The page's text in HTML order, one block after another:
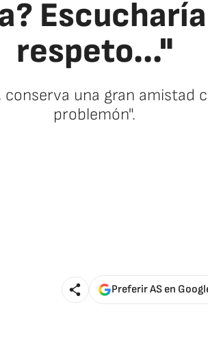
respeto..."
una gran amistad
problemón".
Preferir AS en